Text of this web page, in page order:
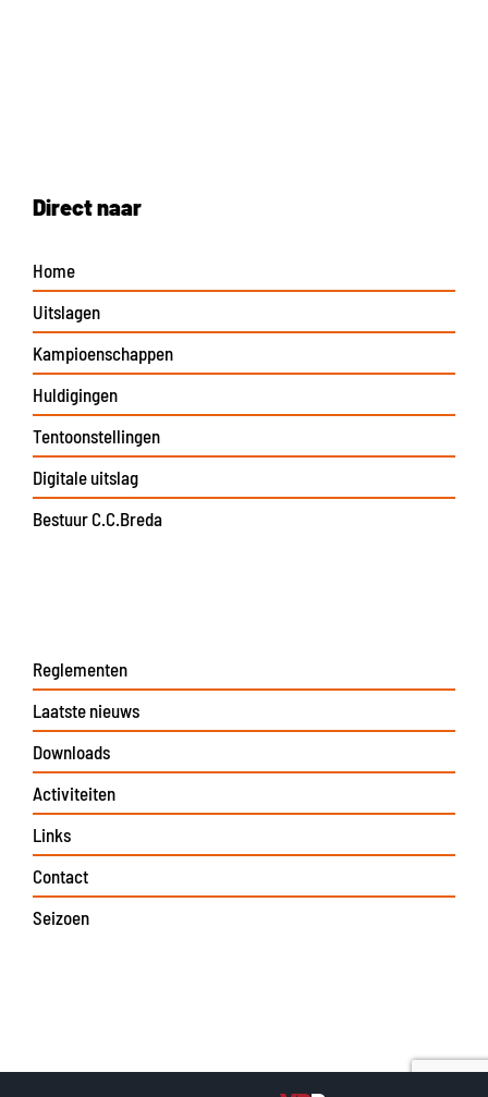
Direct naar
Home
Uitslagen
Kampioenschappen
Huldigingen
Tentoonstellingen
Digitale uitslag
Bestuur C.C.Breda
Reglementen
Laatste nieuws
Downloads
Activiteiten
Links
Contact
Seizoen